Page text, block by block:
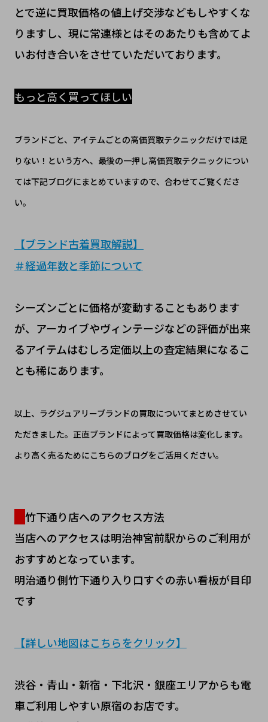
とで逆に買取価格の値上げ交渉などもしやすくな
りますし、現に常連様とはそのあたりも含めてよ
いお付き合いをさせていただいております。
もっと高く買ってほしい
ブランドごと、アイテムごとの高価買取テクニックだけでは足
りない！という方へ、最後の一押し高価買取テクニックについ
ては下記ブログにまとめていますので、合わせてご覧くださ
い。
【ブランド古着買取解説】
＃経過年数と季節について
シーズンごとに価格が変動することもあります
が、アーカイブやヴィンテージなどの評価が出来
るアイテムはむしろ定価以上の査定結果になるこ
とも稀にあります。
以上、ラグジュアリーブランドの買取についてまとめさせてい
ただきました。正直ブランドによって買取価格は変化します。
より高く売るためにこちらのブログをご活用ください。
竹下通り店へのアクセス方法
当店へのアクセスは明治神宮前駅からのご利用が
おすすめとなっています。
明治通り側竹下通り入り口すぐの赤い看板が目印
です
【詳しい地図はこちらをクリック】
渋谷・青山・新宿・下北沢・銀座エリアからも電
車ご利用しやすい原宿のお店です。